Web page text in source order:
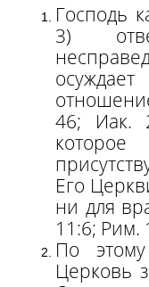
Господь
3)
46; Иак.
Его
ни для
11:6; Рим.
По
Церковь